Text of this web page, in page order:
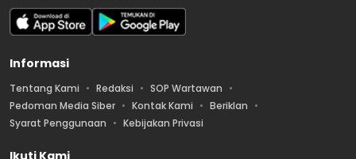
Informasi
Tentang Kami Redaksi
SOP Wartawan
Pedoman Media Siber
Kontak Kami
Beriklan
Syarat Penggunaan
Kebijakan Privasi
Ikuti Kami